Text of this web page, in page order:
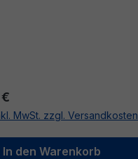
Preis:
MwSt. zzgl. Versandkosten
In den Warenkorb